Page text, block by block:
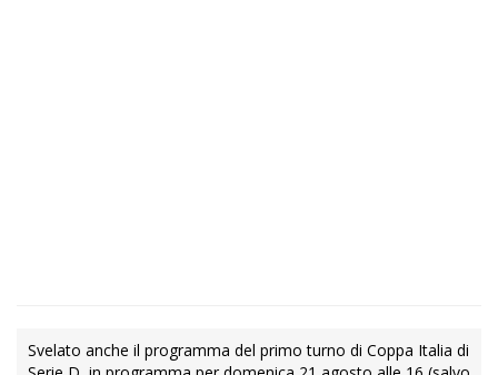
Svelato anche il programma del primo turno di Coppa Italia di